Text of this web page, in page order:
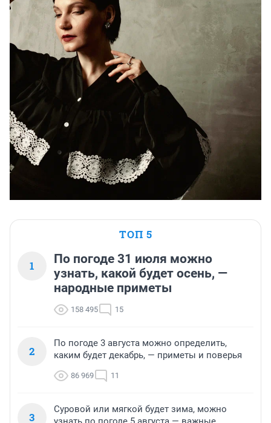
ТОП 5
1
По погоде 31 июля можно
узнать, какой будет осень, —
народные приметы
158 495 15
2
По погоде 3 августа можно определить,
каким будет декабрь, — приметы и поверья
86 969 11
3
Суровой или мягкой будет зима, можно